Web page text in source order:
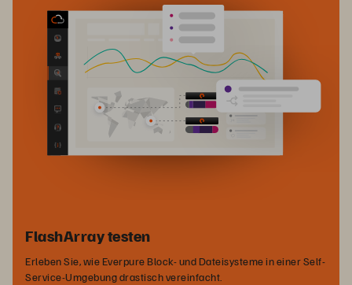
FlashArray testen
Erleben Sie, wie Everpure Block- und Dateisysteme in einer Self-
Service-Umgebung drastisch vereinfacht.